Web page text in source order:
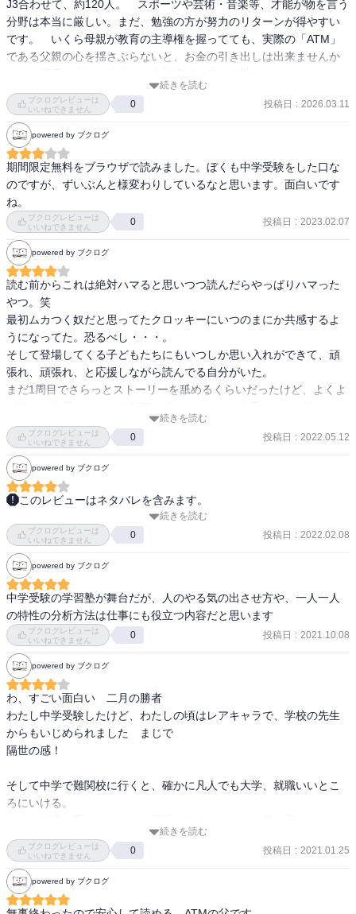
「オープンテストは「新規顧客」獲得のチャンスです」
「金脈を獲りに行きますよ」
したが、
桜花ゼミナールで生徒の前に初めて立っての第一声が
「君達全員を第一志望校に合格させるためにやってきた」「黒木蔵
人です」
でした。
これはもう、おそらくは伏線です。
きっと最終話「二月の勝者」では、生徒それぞれがきちんと自分に
向いた第一志望校を決め、全員がそこに合格する大団円が待ってい
るに違いない、と心の片隅にメモをしておきます。
このとおり、講師たちの前――読者に向かっては露悪的に、中学受
験を批判的に考える人が求めるように振舞う黒木ですが、受験生た
ちにかける言葉は彼らの心に響くものです。
サッカー少年三浦佑星には
「解こうと粘ったのがよくわかる答案です」
ょう」
「粘って頑張った経験のある子は、受験でも強いですよ」
と言葉をかけ、結果として彼は桜花に入塾します。
この巻では営業テクニックなのか、本人の内心に寄り添った言葉な
のか、まだまだ判然とはしませんが…。
また、佐倉の未熟さも明らかになってきます。
最下位、Rクラスで一番後ろに座っている加藤匠を何とか落ちこぼれ
から引き揚げようと、「わからないことがあったら聞きに来て欲し
い」と手をかけようとします。
しかし、これは、トップのΩクラスの生徒、前田花恋の大きな反発を
招きます。
「マンツーマンで見るよ！とか言っちゃってさ、それってひいきじ
ゃん？」
「こっちはいつも質問は順番待ちしてんのに」
「だからあの男子に言っちゃったよ」
「「落ちこぼれダッサー」って」
（なお、ここだけ見るととても嫌な奴なのですが、後の巻で前田花
恋の内面もきちんと紹介されます。）
言われた加藤匠は塾を辞めたいと言い出してしまいます…。
それを思いとどまらせたのもまた、黒木の中学受験に関する広く深
い知識でした。鉄道好きな加藤匠に、鉄道研究会がある男子校を紹
介し、目標を見つけた彼は俄然やる気を出すのです。
は、それを小学校6年生に問うている。……のかもしれない、と、思
った。
いけれど、あれせえこれせえとわが子にせっつくわたしは、今の子
どもたちよりもっとのんびりした子ども時代を送っていたと思う。
せやのに、自分もできてなかったことをわが子にやいやい言うてえ
えん？
（子どもらがそう望んでるならともかく）
わたしはずっとそこの壁が越せん。
親は親、子は子、なんかもしれへんけど、自分もできひんかったこ
とを他人（子やで）にせえと要求するのは、さすがに傲慢すぎん
か……？
せやけどそう言うてやいやい言わんことを（親としてのわたしの）
甘えととるか怠けととるかも、びみょうなところ。
伝家の宝刀、「子どものためを思って」は、自分はやってきていな
くても「今の時代はこうあるべき」と大人目線で子どもに言うこと
と、「わたしもやってなかったのにえらそうには言えんわなぁ」と
思って強く言わんことの、果たしてどちらが正しいんやろう。
今のわたしの目線やできることと、わが子の年齢のときのわたしの
それは、全然違うからなあ。
せやけど、わたしには学歴がない。ひつこいけど大学受験すらして
いないので受験勉強もしていない。
そうしてここまで働いてきて、学歴がなくて困ったことはなかった
（知識がないことに苦労しているのは前述の通り）。
せやから余計に「なんとしても大学進学」「とりあえず勉強」とは
言えないんだよなあ。
将来の選択肢を増やすためにたくさん勉強して進学するのは正しい
ことなんやけど、そのために勉強しかしてこなかった、と、なって
しまうのなら、それってどうなの……、とは思ってしまうねん
な……。
わたしのそんな考えが覆されるくらいの深さが、この漫画を通して
わたしの経験談だけでは、子どもへ未来を伝えるなんてとても足り
なさすぎるからなあ。
気持ちになってありがたい。
J3合わせて、約120人。　スポーツや芸術・音楽等、才能が物を言う
分野は本当に厳しい。まだ、勉強の方が努力のリターンが得やすい
です。　いくら母親が教育の主導権を握ってても、実際の「ATM」
である父親の心を揺さぶらないと、お金の引き出しは出来ませんか
せん。「顧客」が「実績」を見てやって来るのだから当然です。
毎年必ず出るじゃないですか。ミナクル下剋上系。特に男子は最後
迄ホント分からないですよ。
続きを読む
ブクログレビューは
いいねできません
0 投稿日 : 2026.03.11
powered by ブクログ
期間限定無料をブラウザで読みました。ぼくも中学受験をした口な
のですが、ずいぶんと様変わりしているなと思います。面白いです
ね。
ブクログレビューは
いいねできません
0 投稿日 : 2023.02.07
powered by ブクログ
読む前からこれは絶対ハマると思いつつ読んだらやっぱりハマった
やつ。笑
最初ムカつく奴だと思ってたクロッキーにいつのまにか共感するよ
うになってた。恐るべし・・・。
そして登場してくる子どもたちにもいつしか思い入れができて、頑
張れ、頑張れ、と応援しながら読んでる自分がいた。
まだ1周目でさらっとストーリーを舐めるくらいだったけど、よくよ
なと思う。
続きを読む
ブクログレビューは
いいねできません
0 投稿日 : 2022.05.12
powered by ブクログ
このレビューはネタバレを含みます。
知り合いの塾の先生が読んでいて面白いとのことで
読んでみることに。
塾業界のことや、受験に関してリアリティを感じつつ、
その中で闘っている保護者、講師、そしてこどもたちの様子が魅力
的に描かれている。
黒木蔵人は、善か悪か。
続きを読む
ブクログレビューは
いいねできません
0 投稿日 : 2022.02.08
powered by ブクログ
中学受験の学習塾が舞台だが、人のやる気の出させ方や、一人一人
の特性の分析方法は仕事にも役立つ内容だと思います
ブクログレビューは
いいねできません
0 投稿日 : 2021.10.08
powered by ブクログ
わ、すごい面白い　二月の勝者
わたし中学受験したけど、わたしの頃はレアキャラで、学校の先生
からもいじめられました　まじで
隔世の感！
そして中学で難関校に行くと、確かに凡人でも大学、就職いいとこ
ろにいける。
らだと思う
続きを読む
ブクログレビューは
いいねできません
0 投稿日 : 2021.01.25
powered by ブクログ